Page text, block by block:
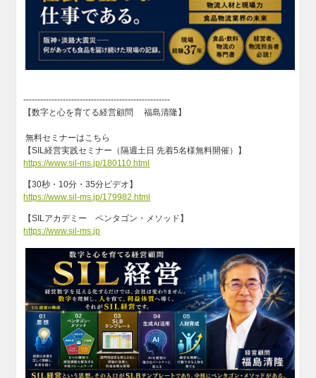
----------------------------------------------------
【数字と心を育てる経営顧問 福島清隆】
無料セミナーはこちら
【SIL経営実践セミナー（隔週土日 先着5名様無料開催）】
https://www.sil-ms.jp/180110.html
【30秒・10分・35分ビデオ】
https://www.sil-ms.jp/179982.html
【SILアカデミー ペンタゴン・メソッド】
https://www.sil-ms.jp